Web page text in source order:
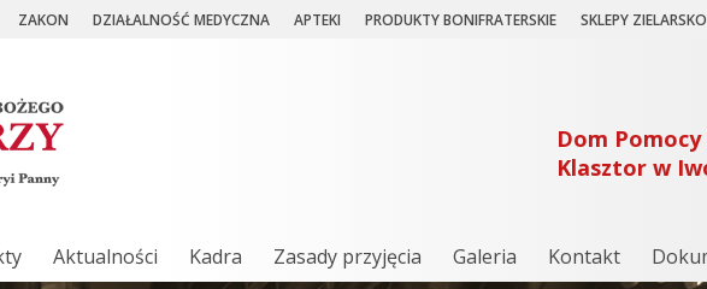
ZAKON DZIAŁALNOŚĆ MEDYCZNA APTEKI PRODUKTY BONIFRATERSKIE SKLEPY
Dom Pomocy
Klasztor w
Aktualności Kadra Zasady przyjęcia Galeria Kontakt